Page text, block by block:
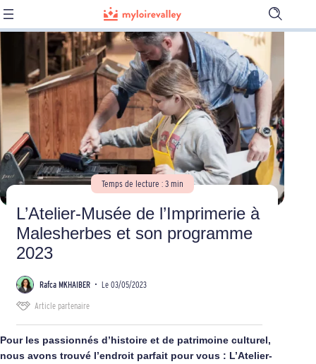
Ouvrir
la
Temps de lecture : 3 min
L’Atelier-Musée de l’Imprimerie à
Malesherbes et son programme
2023
Rafca MKHAIBER • Le 03/05/2023
Article partenaire
Pour les passionnés d’histoire et de patrimoine culturel,
nous avons trouvé l’endroit parfait pour vous : L’Atelier-